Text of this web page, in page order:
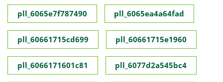
pll_6065e7f787490 pll_6065ea4a64fad
pll_60661715cd699 pll_60661715e1960
pll_6066171601c81 pll_6077d2a545bc4